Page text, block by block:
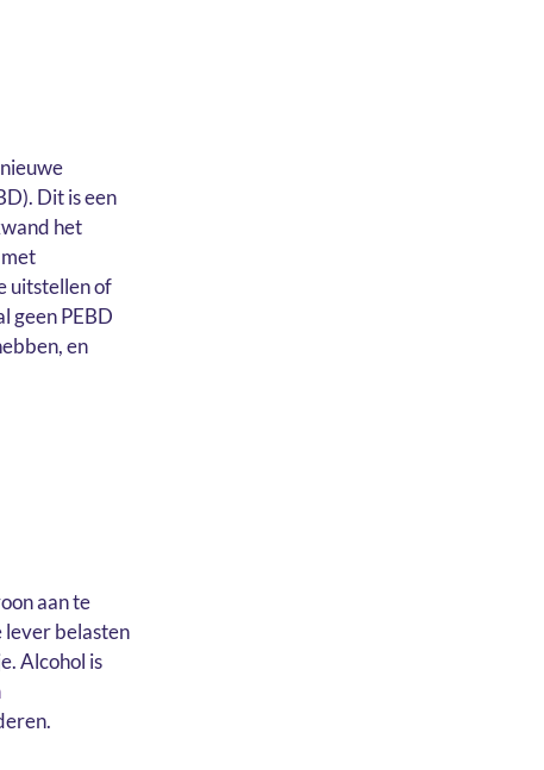
Dit is een
het
uitstellen of
geen PEBD
en
aan te
lever belasten
Alcohol is